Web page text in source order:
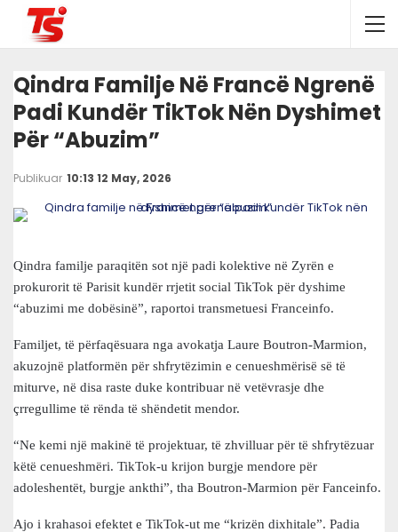
Qindra Familje Në Francë Ngrenë
Padi Kundër TikTok Nën Dyshimet
Për “abuzim”
Publikuar 10:13 12 May, 2026
Qindra familje paraqitën sot një padi kolektive në Zyrën e
prokurorit të Parisit kundër rrjetit social TikTok për dyshime
“abuzimi me dobësinë”, raportoi transmetuesi Franceinfo.
Familjet, të përfaqësuara nga avokatja Laure Boutron-Marmion,
akuzojnë platformën për shfrytëzimin e cenueshmërisë së të
miturve, në disa raste duke kontribuar në vetëvrasje dhe
çrregullime të rënda të shëndetit mendor.
“Ne kemi një makinë të projektuar, të zhvilluar për të shfrytëzuar
këtë cenueshmëri. TikTok-u krijon burgje mendore për
adoleshentët, burgje ankthi”, tha Boutron-Marmion për Fanceinfo.
Ajo i krahasoi efektet e TikTok-ut me “krizën dixhitale”. Padia